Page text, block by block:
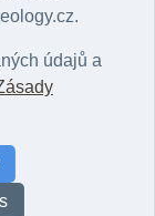
| 2017
údajů a